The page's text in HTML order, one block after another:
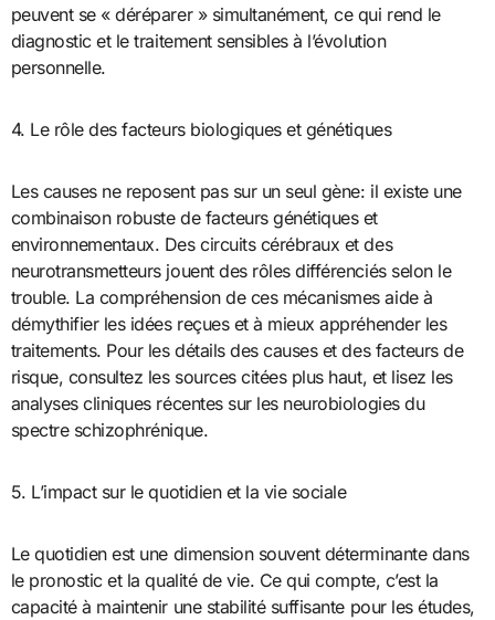
peuvent se « déréparer » simultanément, ce qui rend le
diagnostic et le traitement sensibles à l’évolution
personnelle.
4. Le rôle des facteurs biologiques et génétiques
Les causes ne reposent pas sur un seul gène: il existe une
combinaison robuste de facteurs génétiques et
environnementaux. Des circuits cérébraux et des
neurotransmetteurs jouent des rôles différenciés selon le
trouble. La compréhension de ces mécanismes aide à
démythifier les idées reçues et à mieux appréhender les
traitements. Pour les détails des causes et des facteurs de
risque, consultez les sources citées plus haut, et lisez les
analyses cliniques récentes sur les neurobiologies du
spectre schizophrénique.
5. L’impact sur le quotidien et la vie sociale
Le quotidien est une dimension souvent déterminante dans
le pronostic et la qualité de vie. Ce qui compte, c’est la
capacité à maintenir une stabilité suffisante pour les études,